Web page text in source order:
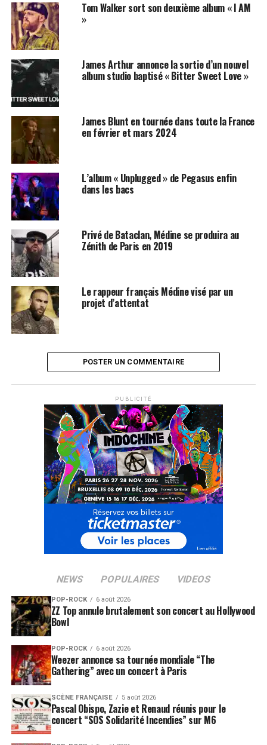
LES ALBUMS DE SINIK SONT DISPONIBLES ICI
SUJETS ASSOCIÉS:
Tom Walker sort son deuxième album « I AM
»
James Arthur annonce la sortie d’un nouvel
album studio baptisé « Bitter Sweet Love »
James Blunt en tournée dans toute la France
en février et mars 2024
L’album « Unplugged » de Pegasus enfin
dans les bacs
Privé de Bataclan, Médine se produira au
Zénith de Paris en 2019
Le rappeur français Médine visé par un
projet d’attentat
POSTER UN COMMENTAIRE
PUBLICITÉ
NEWS POPULAIRES VIDEOS
POP-ROCK 6 août 2026
ZZ Top annule brutalement son concert au Hollywood
Bowl
POP-ROCK 6 août 2026
Weezer annonce sa tournée mondiale “The
Gathering” avec un concert à Paris
SCÈNE FRANÇAISE 5 août 2026
Pascal Obispo, Zazie et Renaud réunis pour le
concert “SOS Solidarité Incendies” sur M6